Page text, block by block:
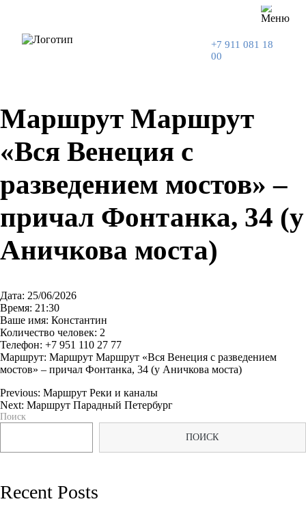
+7 911 081 18
00
Маршрут Маршрут
«Вся Венеция с
разведением мостов» –
причал Фонтанка, 34 (у
Аничкова моста)
Дата: 25/06/2026
Время: 21:30
Ваше имя: Константин
Количество человек: 2
Телефон: +7 951 110 27 77
Маршрут: Маршрут Маршрут «Вся Венеция с разведением
мостов» – причал Фонтанка, 34 (у Аничкова моста)
Навигация
записям
Previous: Маршрут Реки и каналы
Next: Маршрут Парадный Петербург
Поиск
ПОИСК
Recent Posts